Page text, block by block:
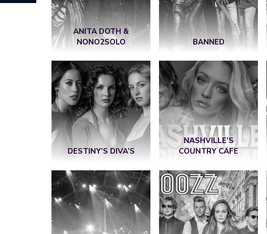
ANITA DOTH &
NONO2SOLO
BANNED
DESTINY’S DIVA’S
NASHVILLE'S
COUNTRY CAFE